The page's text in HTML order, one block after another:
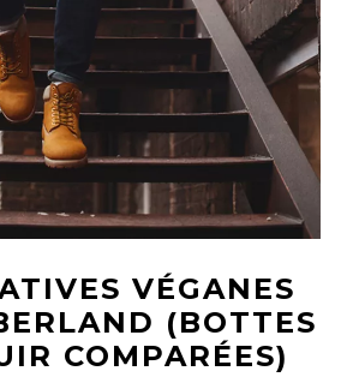
VÉGANES
(BOTTES
COMPARÉES)